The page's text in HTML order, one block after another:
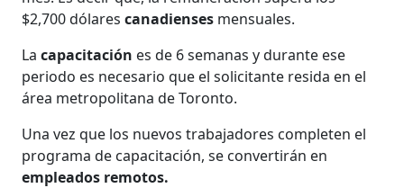
$2,700 dólarescanadienses mensuales.
Lacapacitación es de 6 semanas y durante ese
periodo es necesario que el solicitante resida en el
área metropolitana de Toronto.
Una vez que los nuevos trabajadores completen el
programa de capacitación, se convertirán en
empleados remotos.